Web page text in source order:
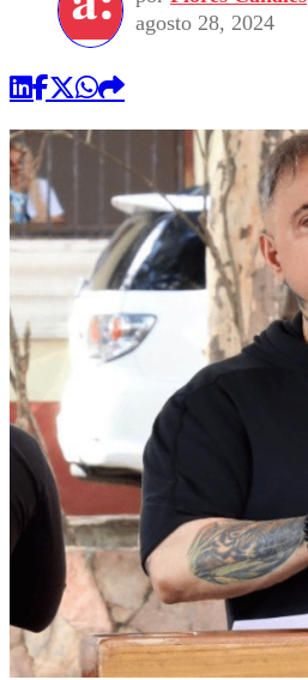
agosto 28, 2024